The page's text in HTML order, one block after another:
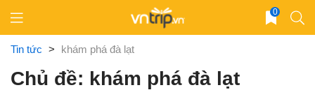
content
0
Tin tức > khám phá đà lạt
Chủ đề: khám phá đà lạt